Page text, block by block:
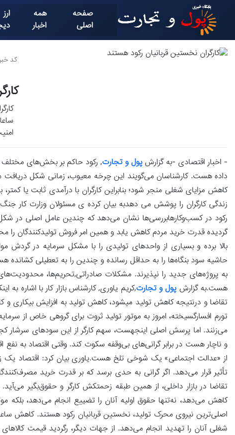
صفحه
اصلی
همه
اخبار
ارز
کد خبر :
- اخبار اقتصادی -به گزارشپول و تجارت, رکود حاکم بر بخش‌های مختلف
داده هست. کارشناسان می‌گویند این چرخه معیوب، زمانی شکل دریافت
کاهش مزایای شغلی منجر شود؛ بنابراین کارگران با درآمدی ثابت یا
رکود در کسب‌وکارهابررسی‌ها نشان می‌دهد که چندین عامل اصلی در
گردیده قدرت خرید مردم کاهش یابد و همین امر فروش تولیدکنندگان را
بالا برده و بسیاری از واحدهای تولیدی را با مشکل سرمایه در گردش
حاشیه سود بنگاه‌ها را به حداقل رسانده و چندین را به تعطیلی
به پروژه‌های جدید را نپذیرند. مشکلات صادراتی,تحریم‌ها،
هست.به گزارش پول و تجارت,کریم یاوری, کارشناس بازار کار با
تقاضا و درنتیجه کاهش تولید میشود، کاهش تولید به افزایش بیکاری
تورم افسارگسیخته، امروز به موتور تولید ثروت برای گروهی خاص از
می‌زنند. اما پرسش اصلی اینجهست، سهم کارگر از این سودهای سرشار
و ناچار هست در برابر گرانی‌های بی‌وقفه سکوت کند. وقتی اقتصاد به
از «عدالت اجتماعی» یک شوخی تلخ هست.یاوری بیان کرد: اقتصاد
تأثیر قرار می‌دهد. اگر گرانی به حدی برسد که بر قدرت خرید
تقاضا در بازار داخلی، از همین طبقه زحمتکش کارگر و حقوق‌بگیر
کاهش می‌دهد، نه‌تنها حقوق اولیه آنان را تضییع انجام می‌دهد، بلکه
اصلی‌ترین نیروی محرک تولید، نخستین قربانیان رکود هستند. کاهش
شغلی آنان را تهدید انجام می‌دهد. از جهات دیگر، رگردید قیمت